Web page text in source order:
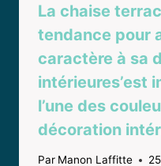
La chaise
tendance pour
caractère à sa
intérieures’est
l’une des
décoration
Par Manon Laffitte